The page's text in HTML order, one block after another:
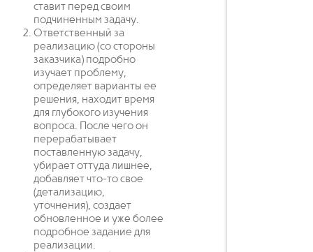
ставит перед своим
подчиненным задачу.
Ответственный за
реализацию (со стороны
заказчика) подробно
изучает проблему,
определяет варианты ее
решения, находит время
для глубокого изучения
вопроса. После чего он
перерабатывает
поставленную задачу,
убирает оттуда лишнее,
добавляет что-то свое
(детализацию,
уточнения), создает
обновленное и уже более
подробное задание для
реализации.